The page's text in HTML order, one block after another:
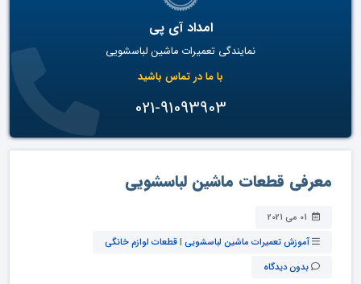
امداد آی پی
نمایندگی تعمیرات ماشین لباسشویی
با ما در تماس باشید
021-91093903
معرفی قطعات ماشین لباسشویی
آموزش تعمیرات ماشین لباسشویی |قطعات لوازم خانگی
بدون دیدگاه